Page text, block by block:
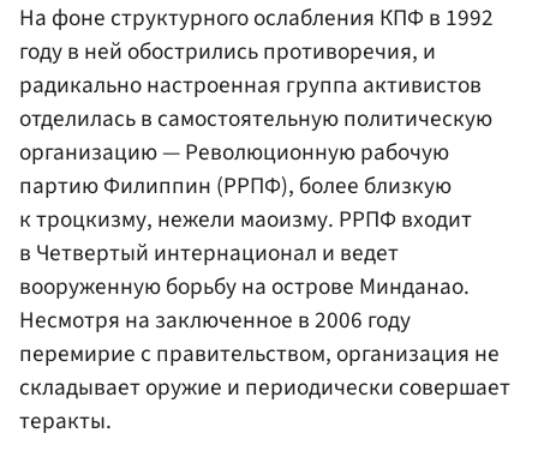
На фоне структурного ослабления КПФ в 1992
году в ней обострились противоречия, и
радикально настроенная группа активистов
отделилась в самостоятельную политическую
организацию — Революционную рабочую
партию Филиппин (РРПФ), более близкую
к троцкизму, нежели маоизму. РРПФ входит
в Четвертый интернационал и ведет
вооруженную борьбу на острове Минданао.
Несмотря на заключенное в 2006 году
перемирие с правительством, организация не
складывает оружие и периодически совершает
теракты.